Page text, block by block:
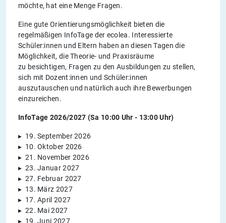
möchte, hat eine Menge Fragen.
Eine gute Orientierungsmöglichkeit bieten die
regelmäßigen InfoTage der ecolea. Interessierte
Schüler:innen und Eltern haben an diesen Tagen die
Möglichkeit, die Theorie- und Praxisräume
zu besichtigen, Fragen zu den Ausbildungen zu stellen,
sich mit Dozent:innen und Schüler:innen
auszutauschen und natürlich auch ihre Bewerbungen
einzureichen.
Info­Tage 2026/2027 (Sa 10:00 Uhr - 13:00 Uhr)
▸ 19. September 2026
▸ 10. Oktober 2026
▸ 21. November 2026
▸ 23. Januar 2027
▸ 27. Februar 2027
▸ 13. März 2027
▸ 17. April 2027
▸ 22. Mai 2027
▸ 19. Juni 2027